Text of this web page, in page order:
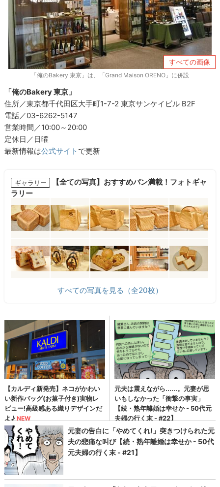
すべての画像
「俺のBakery 東京」は、「Grand Maison ORENO」に併設
「俺のBakery 東京」
住所／東京都千代田区大手町1-7-2 東京サンケイビル B2F
電話／03-6262-5147
営業時間／10:00～20:00
定休日／日曜
最新情報は公式サイト で更新
ギャラリー
【全ての写真】おすすめパン満載！フォトギャ
ラリー
すべての写真を見る（全20枚）